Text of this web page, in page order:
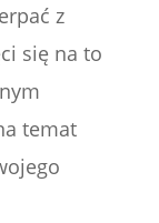
z
się na to
temat